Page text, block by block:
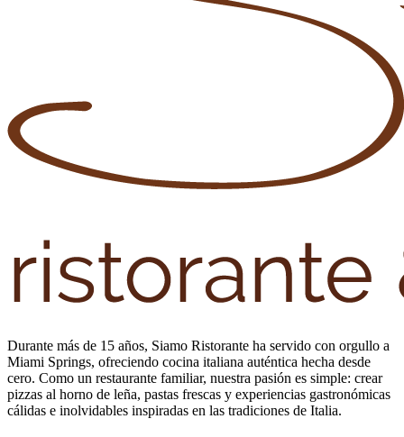
Durante más de 15 años, Siamo Ristorante ha servido con orgullo a
Miami Springs, ofreciendo cocina italiana auténtica hecha desde
cero. Como un restaurante familiar, nuestra pasión es simple: crear
pizzas al horno de leña, pastas frescas y experiencias gastronómicas
cálidas e inolvidables inspiradas en las tradiciones de Italia.